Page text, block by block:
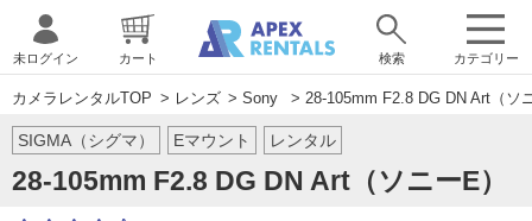
カテゴリー
未ログイン カート 検索
カメラレンタルTOP > レンズ > Sony > 28-105mm F2.8 DG DN Art（ソ
SIGMA（シグマ）
28-105mm F2.8 DG DN Art（ソニーE）
Eマウント レンタル